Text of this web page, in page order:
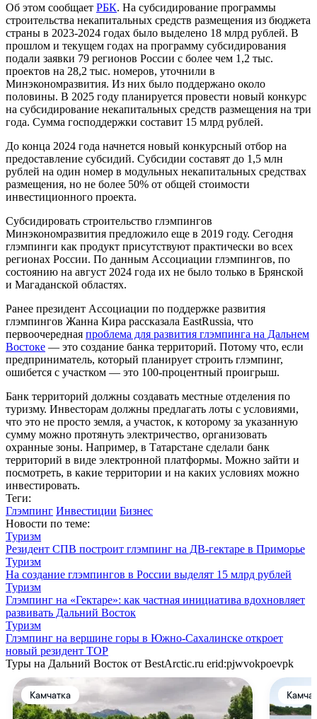
Об этом сообщает РБК. На субсидирование программы
строительства некапитальных средств размещения из бюджета
страны в 2023-2024 годах было выделено 18 млрд рублей. В
прошлом и текущем годах на программу субсидирования
подали заявки 79 регионов России с более чем 1,2 тыс.
проектов на 28,2 тыс. номеров, уточнили в
Минэкономразвития. Из них было поддержано около
половины. В 2025 году планируется провести новый конкурс
на субсидирование некапитальных средств размещения на три
года. Сумма господдержки составит 15 млрд рублей.
До конца 2024 года начнется новый конкурсный отбор на
предоставление субсидий. Субсидии составят до 1,5 млн
рублей на один номер в модульных некапитальных средствах
размещения, но не более 50% от общей стоимости
инвестиционного проекта.
Субсидировать строительство глэмпингов
Минэкономразвития предложило еще в 2019 году. Сегодня
глэмпинги как продукт присутствуют практически во всех
регионах России. По данным Ассоциации глэмпингов, по
состоянию на август 2024 года их не было только в Брянской
и Магаданской областях.
Ранее президент Ассоциации по поддержке развития
глэмпингов Жанна Кира рассказала EastRussia, что
первоочередная проблема для развития глэмпинга на Дальнем
Востоке — это создание банка территорий. Потому что, если
предприниматель, который планирует строить глэмпинг,
ошибется с участком — это 100-процентный проигрыш.
Банк территорий должны создавать местные отделения по
туризму. Инвесторам должны предлагать лоты с условиями,
что это не просто земля, а участок, к которому за указанную
сумму можно протянуть электричество, организовать
охранные зоны. Например, в Татарстане сделали банк
территорий в виде электронной платформы. Можно зайти и
посмотреть, в какие территории и на каких условиях можно
инвестировать.
Теги:
Глэмпинг Инвестиции Бизнес
Новости по теме:
Туризм
Резидент СПВ построит глэмпинг на ДВ-гектаре в Приморье
Туризм
На создание глэмпингов в России выделят 15 млрд рублей
Туризм
Глэмпинг на «Гектаре»: как частная инициатива вдохновляет
развивать Дальний Восток
Туризм
Глэмпинг на вершине горы в Южно-Сахалинске откроет
новый резидент ТОР
Туры на Дальний Восток от BestArctic.ru erid:pjwvokpoevpk